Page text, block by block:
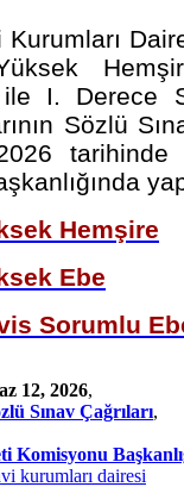
Kurumları
I. Derece
Sözlü
tarihinde
Hemşire
Ebe
Sorumlu
12, 2026,
Sınav Çağrıları,
Komisyonu
kurumları dairesi